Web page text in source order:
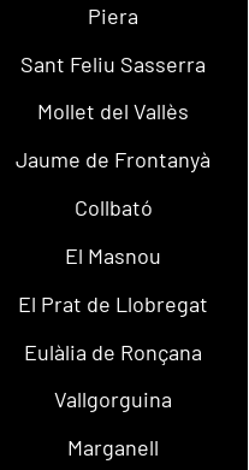
Piera
Sant Feliu Sasserra
Mollet del Vallès
Jaume de Frontanyà
Collbató
El Masnou
El Prat de Llobregat
Eulàlia de Ronçana
Vallgorguina
Marganell